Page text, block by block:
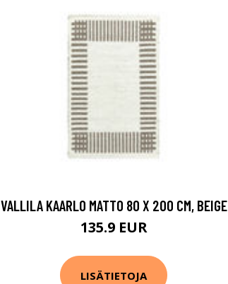
VALLILA KAARLO MATTO 80 X 200 CM, BEIGE
135.9 EUR
LISÄTIETOJA